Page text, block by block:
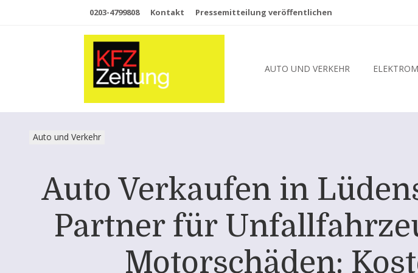
0203-4799808 Kontakt Pressemitteilung veröffentlichen
AUTO UND VERKEHR
Auto und Verkehr
Auto Verkaufen in
Partner für
Motorschäden: